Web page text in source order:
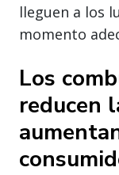
lleguen a los
momento
Los
reducen